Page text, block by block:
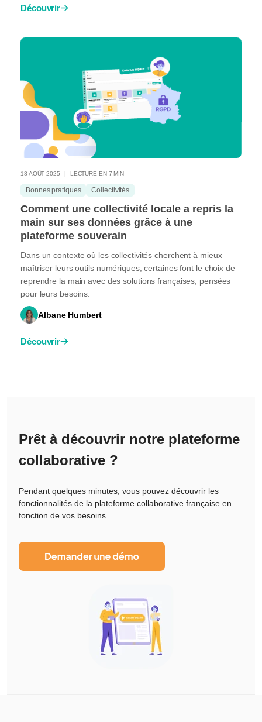
Découvrir
18 AOÛT 2025 LECTURE EN 7 MIN
Bonnes pratiques Collectivités
Comment une collectivité locale a repris la
main sur ses données grâce à une
plateforme souverain
Dans un contexte où les collectivités cherchent à mieux
maîtriser leurs outils numériques, certaines font le choix de
reprendre la main avec des solutions françaises, pensées
pour leurs besoins.
Albane Humbert
Découvrir
Prêt à découvrir notre plateforme
collaborative ?
Pendant quelques minutes, vous pouvez découvrir les
fonctionnalités de la plateforme collaborative française en
fonction de vos besoins.